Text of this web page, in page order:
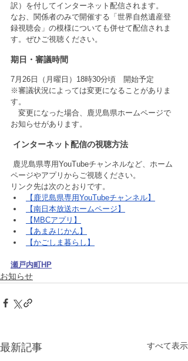
訳）を付してインターネット配信されます。
なお、関係者のみで開催する「世界自然遺産登
録視聴会」の模様についても併せて配信されま
す。ぜひご視聴ください。
期日・審議時間
7月26日（月曜日）18時30分頃　開始予定
※審議状況によっては変更になることがありま
す。
変更になった場合、鹿児島県ホームページで
お知らせがあります。
インターネット配信の視聴方法
ページやアプリからご視聴ください。
リンク先は次のとおりです。
【鹿児島県専用YouTubeチャンネル】
【南日本放送ホームページ】
【MBCアプリ】
【あまみじかん】
【かごしま暮らし】
瀬戸内町HP
お知らせ
最新記事 すべて表示